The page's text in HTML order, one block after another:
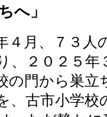
へ」
４月、７３
、２０２５
の門から巣
、古市小学校